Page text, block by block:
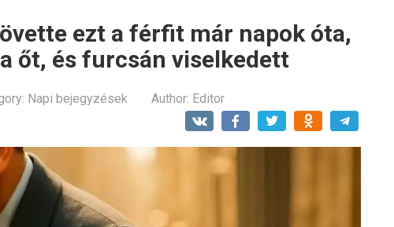
ezt a férfit már napok óta,
őt, és furcsán viselkedett
Napi bejegyzések Author: Editor